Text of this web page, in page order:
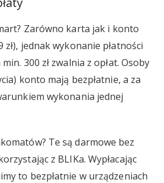
Zarówno karta jak i konto
zł), jednak wykonanie płatności
300 zł zwalnia z opłat. Osoby
konto mają bezpłatnie, a za
wykonania jednej
Te są darmowe bez
z BLIKa. Wypłacając
to bezpłatnie w urządzeniach